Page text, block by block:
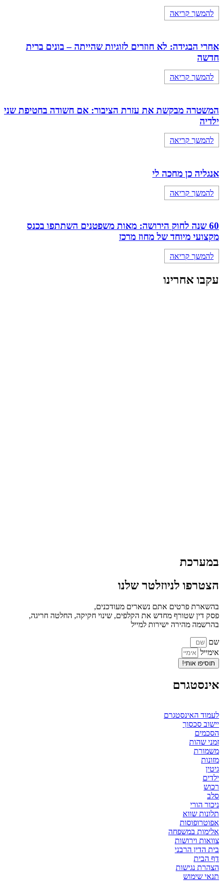
להמשך קריאה
אחרי הבגידה: לא חוזרים לזוגיות שהייתה – בונים ברית
חדשה
להמשך קריאה
המשטרה מבקשת את עזרת הציבור: אם חשודה בחטיפת שני
ילדיה
להמשך קריאה
אנגליה כן מחכה לי
להמשך קריאה
60 שנה לחוק הירושה: מאות משפטנים השתתפו בכנס
מקצועי מיוחד של מחוז מרכז
להמשך קריאה
עקבו אחרינו
במערכת
הצטרפו לניוזלטר שלנו
בהשארת פרטים אתם נשארים מעודכנים,
פסק דין שטורף מחדש את הקלפים, שינוי חקיקה, החלטה חריגה,
בהרשמה מהירה ישירות למייל
שם
אימייל
תוסיפו אותי!
אינסטגרם
לעמוד האינסטגרם
יישוב סכסוך
הסכמים
זמני שהות
משמורת
מזונות
גיטין
ילדים
רכוש
סלב
ניכור הורי
תלונות שווא
אפוטרופוסות
אלימות במשפחה
צוואות וירושות
בית הדין הרבני
דף הבית
הצהרת נגישות
תנאי שימוש